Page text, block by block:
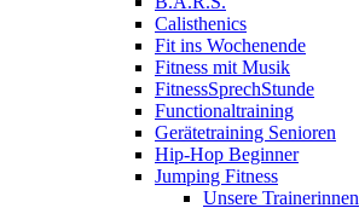
Calisthenics
Fit ins Wochenende
Fitness mit Musik
FitnessSprechStunde
Functionaltraining
Gerätetraining Senioren
Hip-Hop Beginner
Jumping Fitness
Unsere Trainerinnen